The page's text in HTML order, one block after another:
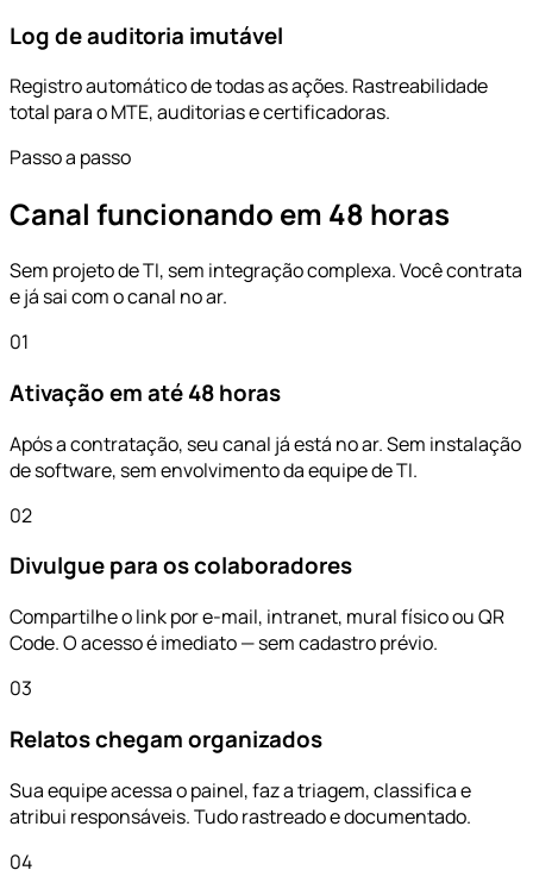
Log de auditoria imutável
Registro automático de todas as ações. Rastreabilidade
total para o MTE, auditorias e certificadoras.
Passo a passo
Canal funcionando em 48 horas
Sem projeto de TI, sem integração complexa. Você contrata
e já sai com o canal no ar.
01
Ativação em até 48 horas
Após a contratação, seu canal já está no ar. Sem instalação
de software, sem envolvimento da equipe de TI.
02
Divulgue para os colaboradores
Compartilhe o link por e-mail, intranet, mural físico ou QR
Code. O acesso é imediato — sem cadastro prévio.
03
Relatos chegam organizados
Sua equipe acessa o painel, faz a triagem, classifica e
atribui responsáveis. Tudo rastreado e documentado.
04